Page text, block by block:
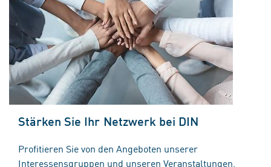
Stärken Sie Ihr Netzwerk bei DIN
Profitieren Sie von den Angeboten unserer
Interessensgruppen und unseren Veranstaltungen.